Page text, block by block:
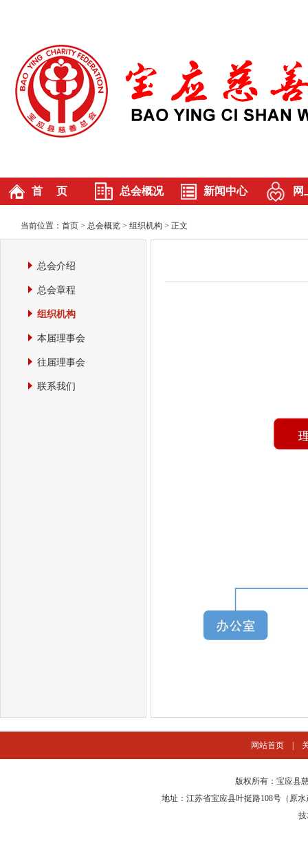
首 页 总会概况
总会章程
新闻中心
基层动态
网
当前位置： 首页 > 总会概览 > 组织机构 > 正文
总会介绍
总会章程
组织机构
本届理事会
往届理事会
联系我们
网站首页
版权所有：宝应县
地址：江苏省宝应县叶挺路108号（原